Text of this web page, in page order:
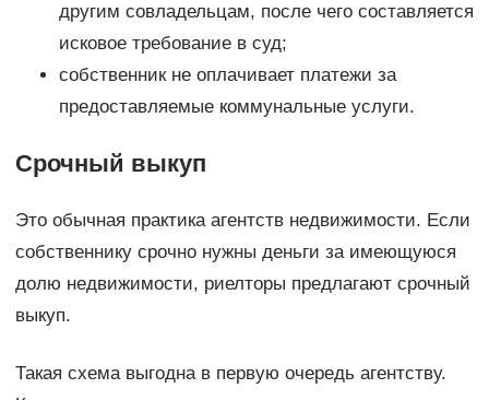
другим совладельцам, после чего составляется
исковое требование в суд;
собственник не оплачивает платежи за
предоставляемые коммунальные услуги.
Срочный выкуп
Это обычная практика агентств недвижимости. Если
собственнику срочно нужны деньги за имеющуюся
долю недвижимости, риелторы предлагают срочный
выкуп.
Такая схема выгодна в первую очередь агентству.